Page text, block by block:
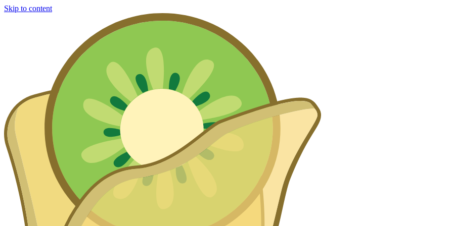
Skip to content